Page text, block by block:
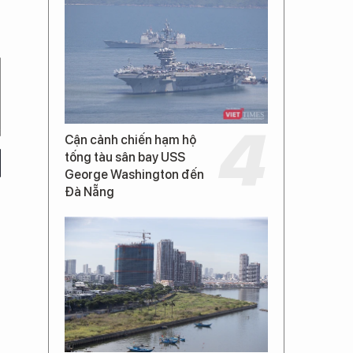
Cận cảnh chiến hạm hộ
tống tàu sân bay USS
George Washington đến
Đà Nẵng